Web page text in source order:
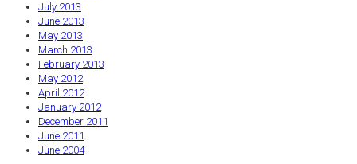
July 2013
June 2013
May 2013
March 2013
February 2013
May 2012
April 2012
January 2012
December 2011
June 2011
June 2004